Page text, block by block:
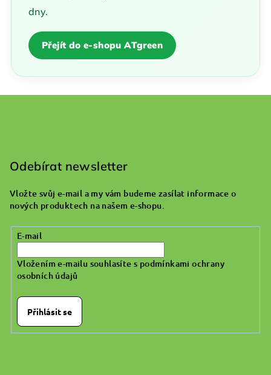
dny.
Přejít do e-shopu ATgreen
Odebírat newsletter
Vložte svůj e-mail a my vám budeme zasílat informace o
nových produktech na našem e-shopu.
E-mail
Vložením e-mailu souhlasíte s podmínkami ochrany
osobních údajů
Přihlásit se